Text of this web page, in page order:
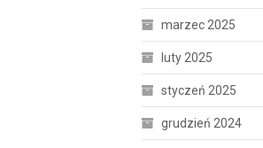
marzec 2025
luty 2025
styczeń 2025
grudzień 2024